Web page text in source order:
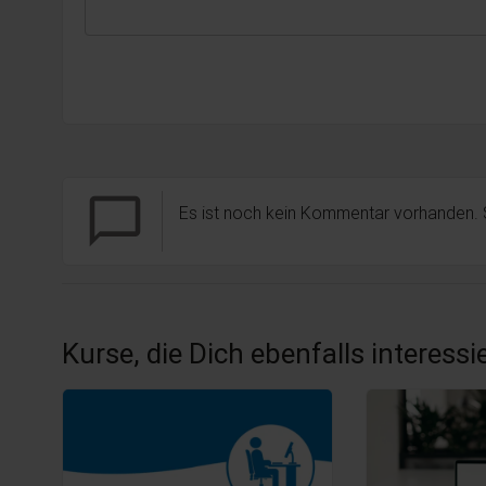
chat_bubble_outline Es ist noch kein Kommentar
Kurse, die Dich ebenfalls